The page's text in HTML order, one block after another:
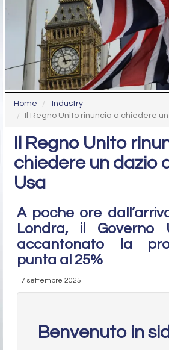
Home
Industry
Il Regno Unito rinuncia a chiedere
Il Regno Unito
chiedere un dazio
Usa
A poche ore
Londra, il Governo
accantonato la
punta al 25%
17 settembre 2025
Benvenuto in